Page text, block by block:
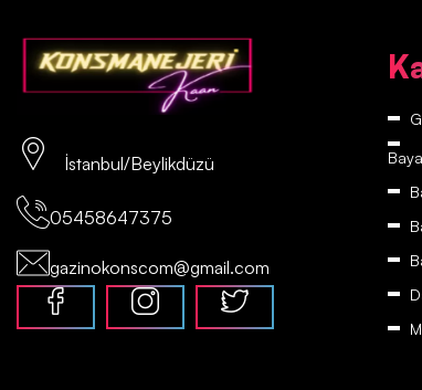
İstanbul/Beylikdüzü
05458647375
gazinokonscom@gmail.com